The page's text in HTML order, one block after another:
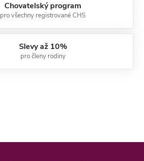
Chovatelský program
pro všechny registrované CHS
Slevy až 10%
pro členy rodiny